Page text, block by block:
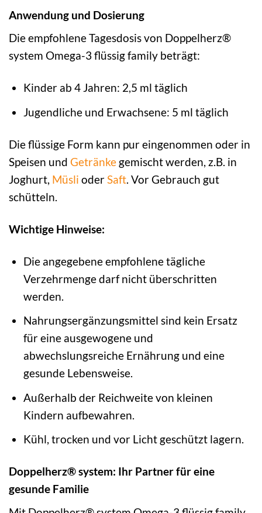
Anwendung und Dosierung
Die empfohlene Tagesdosis von Doppelherz®
system Omega-3 flüssig family beträgt:
Kinder ab 4 Jahren: 2,5 ml täglich
Jugendliche und Erwachsene: 5 ml täglich
Die flüssige Form kann pur eingenommen oder in
Speisen und Getränke gemischt werden, z.B. in
Joghurt, Müsli oder Saft . Vor Gebrauch gut
schütteln.
Wichtige Hinweise:
Die angegebene empfohlene tägliche
Verzehrmenge darf nicht überschritten
werden.
Nahrungsergänzungsmittel sind kein Ersatz
für eine ausgewogene und
abwechslungsreiche Ernährung und eine
gesunde Lebensweise.
Außerhalb der Reichweite von kleinen
Kindern aufbewahren.
Kühl, trocken und vor Licht geschützt lagern.
Doppelherz® system: Ihr Partner für eine
gesunde Familie